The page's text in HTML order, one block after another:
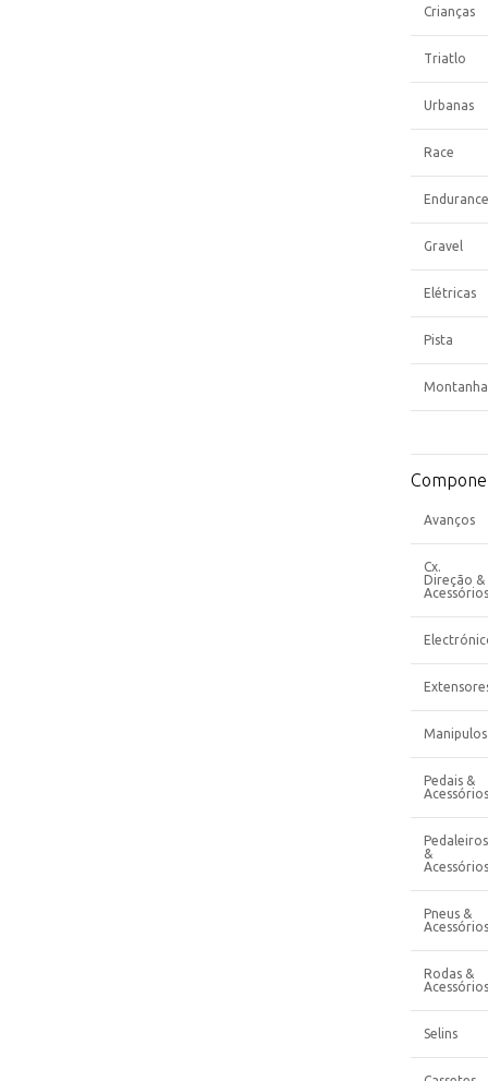
Crianças
Triatlo
Urbanas
Race
Endurance
Gravel
Elétricas
Pista
Montanha
Avanços
Cx.
Direção &
Acessórios
Manipulos
Pedais &
Acessórios
Pedaleiros
&
Acessórios
Pneus &
Acessórios
Rodas &
Acessórios
Selins